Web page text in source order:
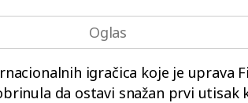
igračica koje je uprava
da ostavi snažan prvi utisak